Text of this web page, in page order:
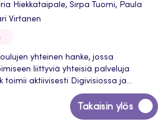
Hiekkataipale, Sirpa Tuomi, Paula
Virtanen
yhteinen hanke, jossa
liittyviä yhteisiä palveluja
toimii aktiivisesti Digivisiossa ja...
Takaisin ylös
Siirry
takaisin